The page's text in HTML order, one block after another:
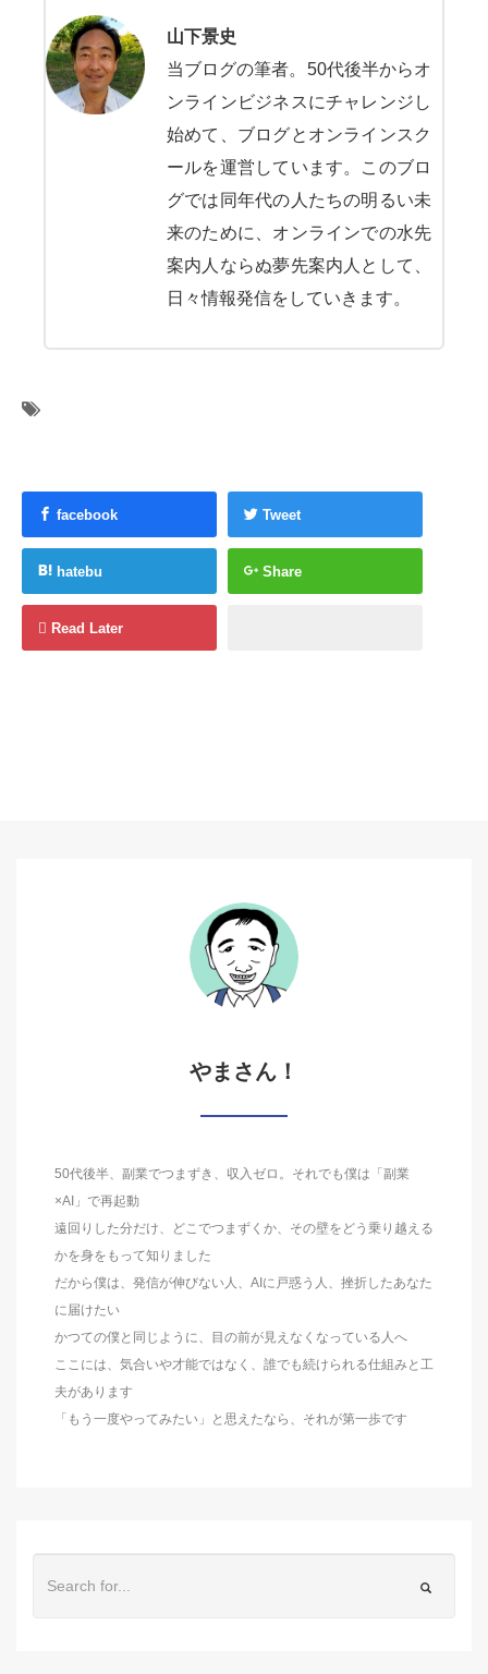
山下景史
当ブログの筆者。50代後半からオ
ンラインビジネスにチャレンジし
始めて、ブログとオンラインスク
ールを運営しています。このブロ
グでは同年代の人たちの明るい未
来のために、オンラインでの水先
案内人ならぬ夢先案内人として、
日々情報発信をしていきます。
facebook Tweet
hatebu Share
Read Later
やまさん！
50代後半、副業でつまずき、収入ゼロ。それでも僕は「副業
×AI」で再起動
遠回りした分だけ、どこでつまずくか、その壁をどう乗り越える
かを身をもって知りました
だから僕は、発信が伸びない人、AIに戸惑う人、挫折したあなた
に届けたい
かつての僕と同じように、目の前が見えなくなっている人へ
ここには、気合いや才能ではなく、誰でも続けられる仕組みと工
夫があります
「もう一度やってみたい」と思えたなら、それが第一歩です